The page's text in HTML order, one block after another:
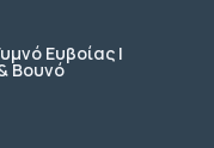
Ευβοίας |
Βουνό